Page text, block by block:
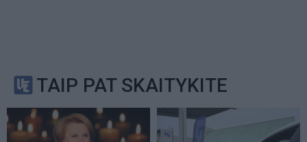
TAIP PAT SKAITYKITE